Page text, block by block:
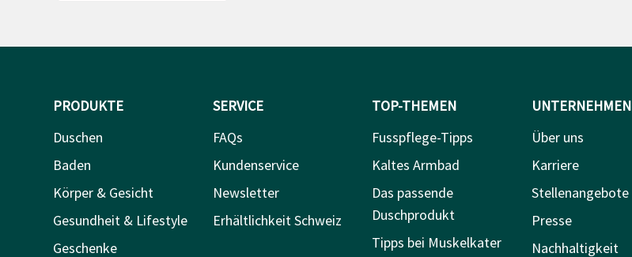
PRODUKTE
Duschen
Baden
Körper & Gesicht
Gesundheit & Lifestyle
Geschenke
SERVICE
FAQs
Kundenservice
Newsletter
Erhältlichkeit Schweiz
TOP-THEMEN
Fusspflege-Tipps
Kaltes Armbad
Das passende
Duschprodukt
Tipps bei Muskelkater
UNTERNEHMEN
Über uns
Karriere
Stellenangebote
Presse
Nachhaltigkeit